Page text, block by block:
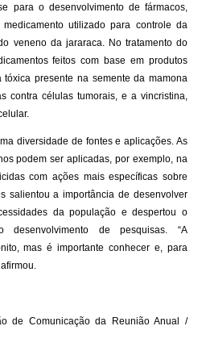
para o desenvolvimento de fármacos,
utilizado para controle da
veneno da jararaca. No tratamento do
feitos com base em produtos
presente na semente da mamona
contra células tumorais, e a vincristina,
diversidade de fontes e aplicações. As
podem ser aplicadas, por exemplo, na
com ações mais específicas sobre
salientou a importância de desenvolver
da população e despertou o
de pesquisas. “A
mas é importante conhecer e, para
de Comunicação da Reunião Anual /